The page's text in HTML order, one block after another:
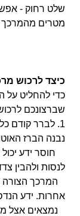
שלט רחוק -
מטרים מהמרכך
כיצד לרכוש
כדי להחליט על
שברצונכם
1. לברר קודם
נבנה הברז
חוסר ידע
לנסות ולהבין
המרכך הצורה
אחרות. ידע
נמצאים אצל